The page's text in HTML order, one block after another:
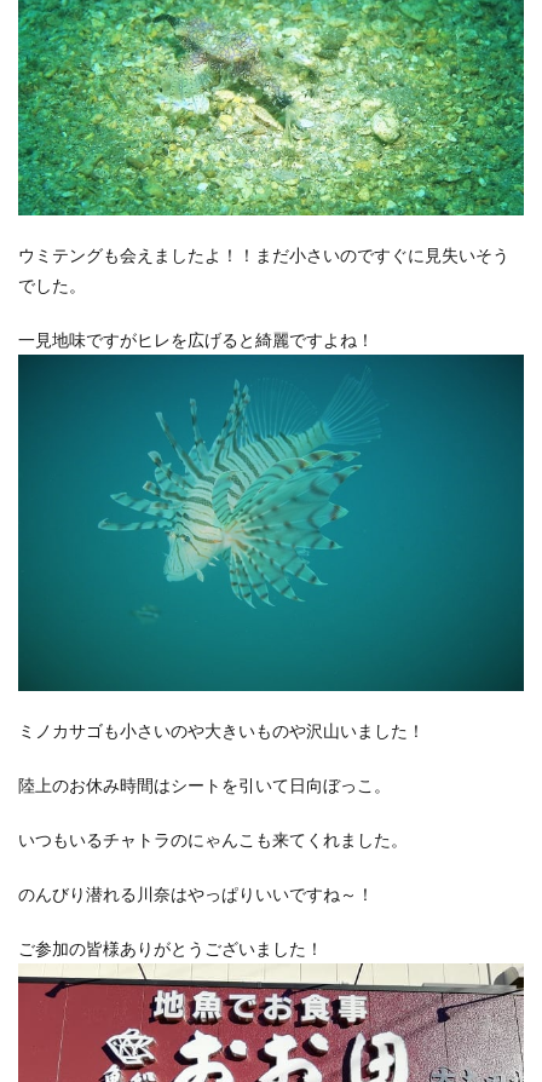
ウミテングも会えましたよ！！まだ小さいのですぐに見失いそう
でした。
一見地味ですがヒレを広げると綺麗ですよね！
ミノカサゴも小さいのや大きいものや沢山いました！
陸上のお休み時間はシートを引いて日向ぼっこ。
いつもいるチャトラのにゃんこも来てくれました。
のんびり潜れる川奈はやっぱりいいですね～！
ご参加の皆様ありがとうございました！